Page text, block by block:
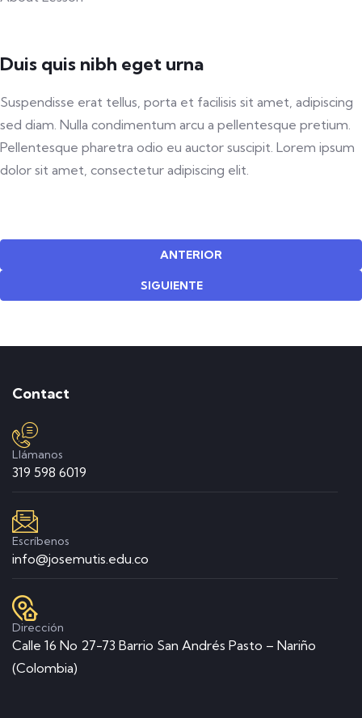
Duis quis nibh eget urna
Suspendisse erat tellus, porta et facilisis sit amet, adipiscing
sed diam. Nulla condimentum arcu a pellentesque pretium.
Pellentesque pharetra odio eu auctor suscipit. Lorem ipsum
dolor sit amet, consectetur adipiscing elit.
ANTERIOR
SIGUIENTE
Contact
Llámanos
319 598 6019
Escríbenos
info@josemutis.edu.co
Dirección
Calle 16 No 27-73 Barrio San Andrés Pasto – Nariño
(Colombia)